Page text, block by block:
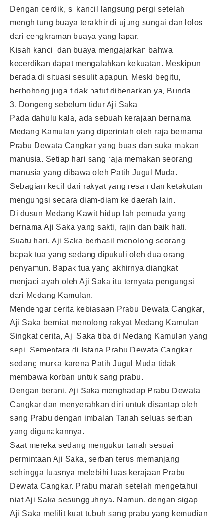
Dengan cerdik, si kancil langsung pergi setelah
menghitung buaya terakhir di ujung sungai dan lolos
dari cengkraman buaya yang lapar.
Kisah kancil dan buaya mengajarkan bahwa
kecerdikan dapat mengalahkan kekuatan. Meskipun
berada di situasi sesulit apapun. Meski begitu,
berbohong juga tidak patut dibenarkan ya, Bunda.
3. Dongeng sebelum tidur Aji Saka
Pada dahulu kala, ada sebuah kerajaan bernama
Medang Kamulan yang diperintah oleh raja bernama
Prabu Dewata Cangkar yang buas dan suka makan
manusia. Setiap hari sang raja memakan seorang
manusia yang dibawa oleh Patih Jugul Muda.
Sebagian kecil dari rakyat yang resah dan ketakutan
mengungsi secara diam-diam ke daerah lain.
Di dusun Medang Kawit hidup lah pemuda yang
bernama Aji Saka yang sakti, rajin dan baik hati.
Suatu hari, Aji Saka berhasil menolong seorang
bapak tua yang sedang dipukuli oleh dua orang
penyamun. Bapak tua yang akhirnya diangkat
menjadi ayah oleh Aji Saka itu ternyata pengungsi
dari Medang Kamulan.
Mendengar cerita kebiasaan Prabu Dewata Cangkar,
Aji Saka berniat menolong rakyat Medang Kamulan.
Singkat cerita, Aji Saka tiba di Medang Kamulan yang
sepi. Sementara di Istana Prabu Dewata Cangkar
sedang murka karena Patih Jugul Muda tidak
membawa korban untuk sang prabu.
Dengan berani, Aji Saka menghadap Prabu Dewata
Cangkar dan menyerahkan diri untuk disantap oleh
sang Prabu dengan imbalan Tanah seluas serban
yang digunakannya.
Saat mereka sedang mengukur tanah sesuai
permintaan Aji Saka, serban terus memanjang
sehingga luasnya melebihi luas kerajaan Prabu
Dewata Cangkar. Prabu marah setelah mengetahui
niat Aji Saka sesungguhnya. Namun, dengan sigap
Aji Saka melilit kuat tubuh sang prabu yang kemudian